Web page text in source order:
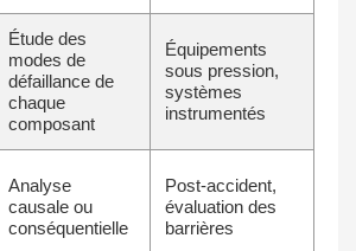
Étude des
modes de
défaillance de
chaque
composant
Équipements
sous pression,
systèmes
instrumentés
Analyse
causale ou
conséquentielle
Post-accident,
évaluation des
barrières